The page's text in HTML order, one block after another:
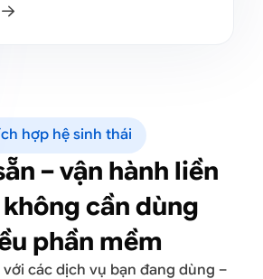

hợp hệ sinh thái
– vận hành liền
cần dùng
phần mềm
các dịch vụ bạn đang dùng –